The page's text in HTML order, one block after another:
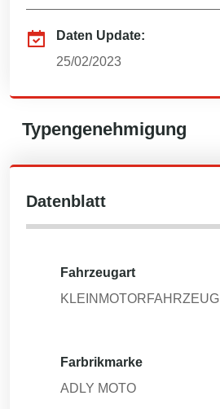
Daten Update:
25/02/2023
Typengenehmigung
Datenblatt
Fahrzeugart
KLEINMOTORFAHRZEUG
Farbrikmarke
ADLY MOTO